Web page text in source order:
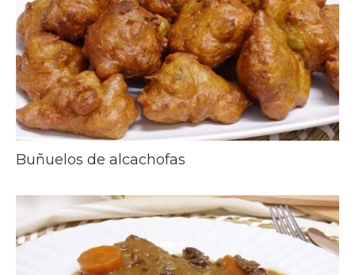
Buñuelos de alcachofas